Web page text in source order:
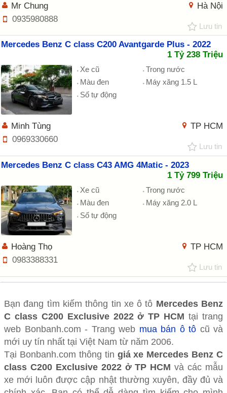
Hà Nội
Mr Chung
0935980888
Lưu tin
Mercedes Benz C class C200 Avantgarde Plus - 2022
1 Tỷ 238 Triệu
Xe cũ
Trong nước
Màu đen
Máy xăng 1.5 L
Số tự động
TP HCM
Minh Tùng
0969330660
Lưu tin
Mercedes Benz C class C43 AMG 4Matic - 2023
1 Tỷ 799 Triệu
Xe cũ
Trong nước
Màu đen
Máy xăng 2.0 L
Số tự động
TP HCM
Hoàng Thọ
0983388331
Lưu tin
Bạn đang tìm kiếm thông tin xe ô tô Mercedes Benz
C class C200 Exclusive 2022 ở TP HCM tại trang
web Bonbanh.com - Trang web mua bán ô tô cũ và
mới uy tín nhất tại Việt Nam từ năm 2006.
Tại Bonbanh.com thông tin giá xe Mercedes Benz C
class C200 Exclusive 2022 ở TP HCM và các mẫu
xe mới luôn được cập nhật thường xuyên, đầy đủ và